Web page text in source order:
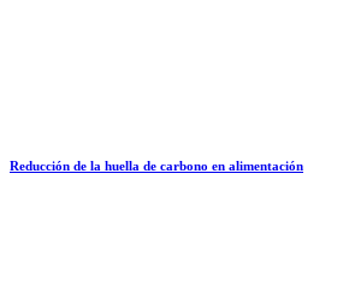
Reducción de la huella de carbono en alimentación